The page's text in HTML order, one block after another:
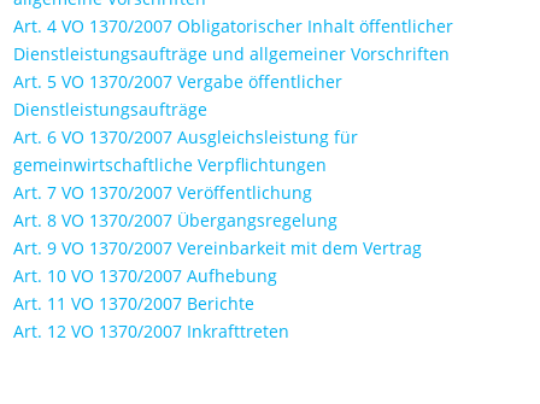
Art. 4 VO 1370/2007 Obligatorischer Inhalt öffentlicher
Dienstleistungsaufträge und allgemeiner Vorschriften
Art. 5 VO 1370/2007 Vergabe öffentlicher
Dienstleistungsaufträge
Art. 6 VO 1370/2007 Ausgleichsleistung für
gemeinwirtschaftliche Verpflichtungen
Art. 7 VO 1370/2007 Veröffentlichung
Art. 8 VO 1370/2007 Übergangsregelung
Art. 9 VO 1370/2007 Vereinbarkeit mit dem Vertrag
Art. 10 VO 1370/2007 Aufhebung
Art. 11 VO 1370/2007 Berichte
Art. 12 VO 1370/2007 Inkrafttreten